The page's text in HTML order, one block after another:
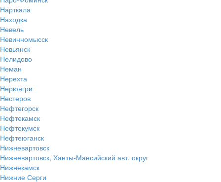
Нарткала
Находка
Невель
Невинномысск
Невьянск
Нелидово
Неман
Нерехта
Нерюнгри
Нестеров
Нефтегорск
Нефтекамск
Нефтекумск
Нефтеюганск
Нижневартовск
Нижневартовск, Ханты-Мансийский авт. округ
Нижнекамск
Нижние Серги